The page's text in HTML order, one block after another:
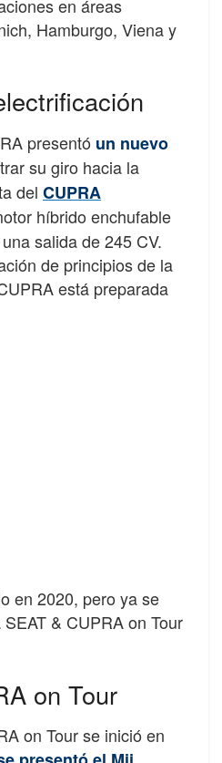
en áreas
Hamburgo, Viena y
presentó un nuevo
su giro hacia la
del CUPRA
híbrido enchufable
salida de 245 CV.
de principios de la
está preparada
en 2020, pero ya se
& CUPRA on Tour
on Tour
on Tour se inició en